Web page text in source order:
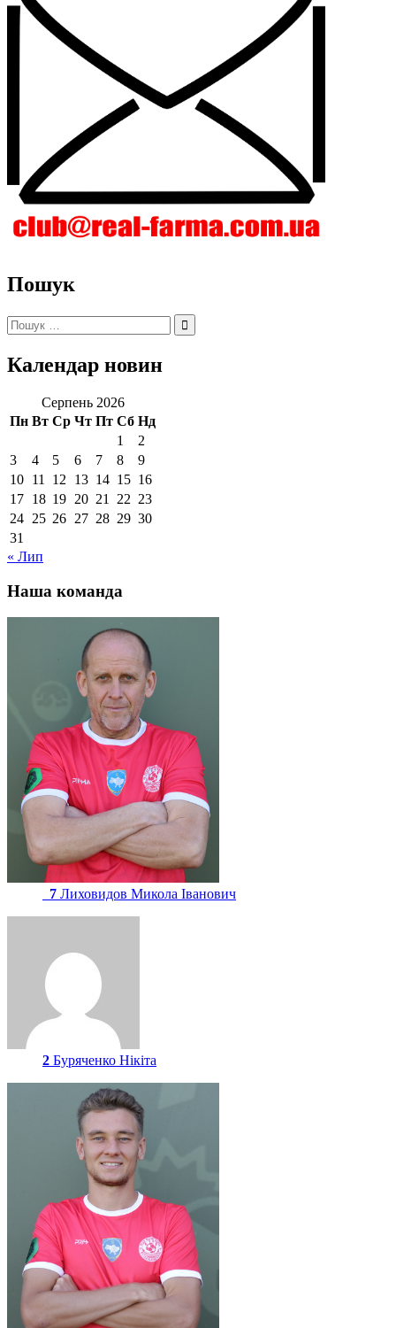
Пошук
Пошук:
Календар новин
Серпень 2026
Пн Вт Ср Чт Пт Сб Нд
1
2
3
4 5 6 7 8
9
10 11 12 13 14 15 16
17 18 19 20 21 22 23
24 25 26 27 28 29 30
31
« Лип
Наша команда
7 Лиховидов Микола Іванович
2 Буряченко Нікіта